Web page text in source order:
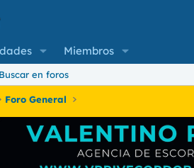
Miembros
Buscar en foros
Foro General